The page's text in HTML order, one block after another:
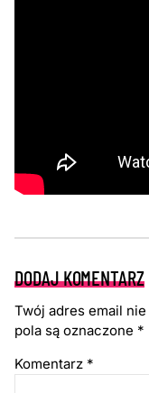
DODAJ KOMENTARZ
Twój adres email
pola są oznaczone *
Komentarz *